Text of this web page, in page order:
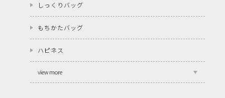
しっくりバッグ
もちかたバッグ
ハピネス
view more